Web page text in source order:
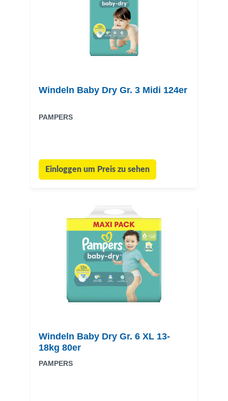
Windeln Baby Dry Gr. 3 Midi 124er
PAMPERS
Einloggen um Preis zu sehen
Windeln Baby Dry Gr. 6 XL 13-
18kg 80er
PAMPERS